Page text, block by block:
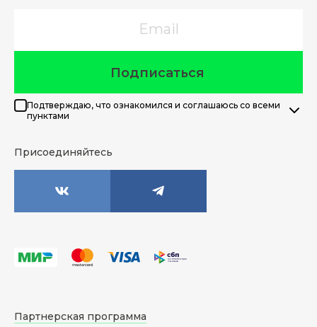
Подписаться
Подтверждаю, что ознакомился и соглашаюсь со всеми
пунктами
Присоединяйтесь
Партнерская программа